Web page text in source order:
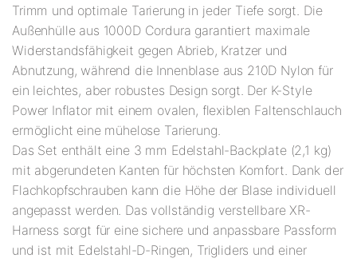
Trimm und optimale Tarierung in jeder Tiefe sorgt. Die
Außenhülle aus 1000D Cordura garantiert maximale
Widerstandsfähigkeit gegen Abrieb, Kratzer und
Abnutzung, während die Innenblase aus 210D Nylon für
ein leichtes, aber robustes Design sorgt. Der K-Style
Power Inflator mit einem ovalen, flexiblen Faltenschlauch
ermöglicht eine mühelose Tarierung.
Das Set enthält eine 3 mm Edelstahl-Backplate (2,1 kg)
mit abgerundeten Kanten für höchsten Komfort. Dank der
Flachkopfschrauben kann die Höhe der Blase individuell
angepasst werden. Das vollständig verstellbare XR-
Harness sorgt für eine sichere und anpassbare Passform
und ist mit Edelstahl-D-Ringen, Trigliders und einer